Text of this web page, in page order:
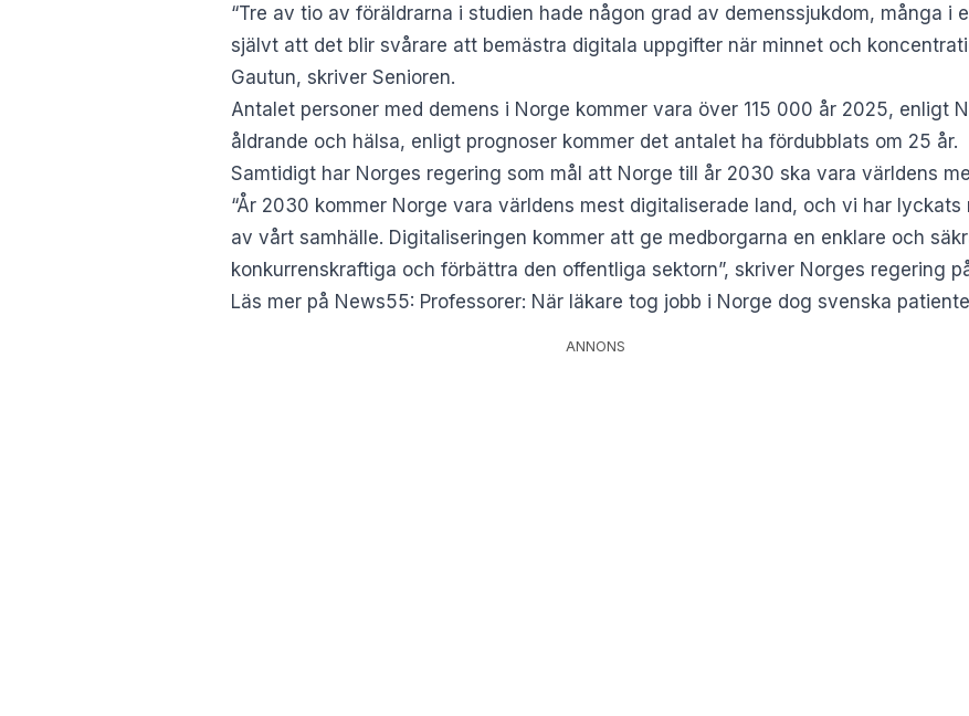
“Tre av tio av föräldrarna i studien hade någon grad av demenssjukdom, många i
självt att det blir svårare att bemästra digitala uppgifter när minnet och
Gautun, skriver Senioren.
Antalet personer med demens i Norge kommer vara över 115 000 år 2025, enligt
åldrande och hälsa, enligt prognoser kommer det antalet ha fördubblats om 25 år.
Samtidigt har Norges regering som mål att Norge till år 2030 ska vara världens
“År 2030 kommer Norge vara världens mest digitaliserade land, och vi har
av vårt samhälle. Digitaliseringen kommer att ge medborgarna en enklare och
konkurrenskraftiga och förbättra den offentliga sektorn”, skriver Norges regering
Läs mer på News55: Professorer: När läkare tog jobb i Norge dog svenska
ANNONS